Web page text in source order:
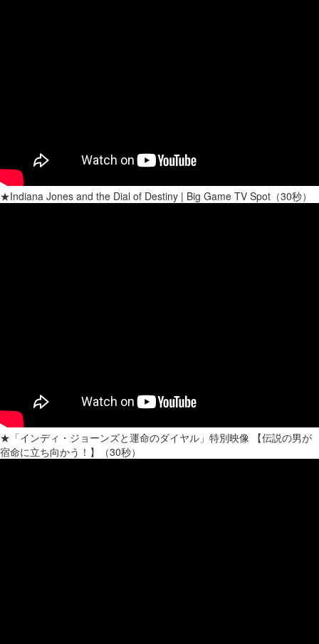
★Indiana Jones and the Dial of Destiny | Big Game TV Spot（30秒）
★「インディ・ジョーンズと運命のダイヤル」特別映像 【伝説の男が
宿命に立ち向かう！】（30秒）